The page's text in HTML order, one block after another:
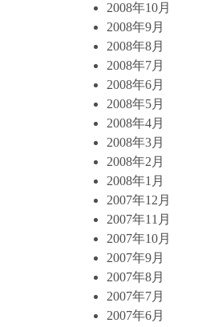
2008年10月
2008年9月
2008年8月
2008年7月
2008年6月
2008年5月
2008年4月
2008年3月
2008年2月
2008年1月
2007年12月
2007年11月
2007年10月
2007年9月
2007年8月
2007年7月
2007年6月